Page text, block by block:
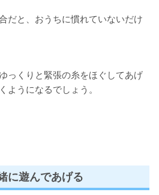
だと、おうちに慣れていないだけ
っくりと緊張の糸をほぐしてあげ
ようになるでしょう。
に遊んであげる